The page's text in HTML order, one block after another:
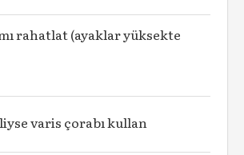
rahatlat (ayaklar yüksekte
varis çorabı kullan